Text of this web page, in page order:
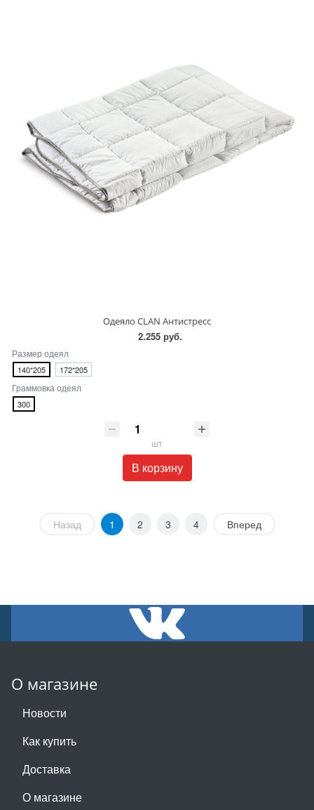
Одеяло CLAN Антистресс
2.255 руб.
Размер одеял
140*205 172*205
Граммовка одеял
300
шт
В корзину
Назад 1 2 3 4 Вперед
О магазине
Новости
Как купить
Доставка
О магазине